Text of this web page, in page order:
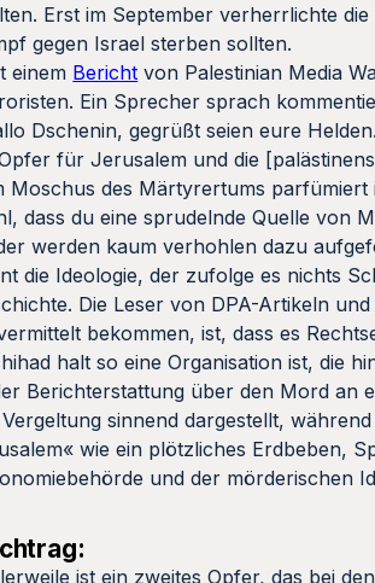
Erst im September verherrlichte
gegen Israel sterben sollten.
einem Bericht von Palestinian Media
Ein Sprecher sprach
Dschenin, gegrüßt seien eure
für Jerusalem und die
Moschus des Märtyrertums
dass du eine sprudelnde Quelle von
werden kaum verhohlen dazu
die Ideologie, der zufolge es nichts
Die Leser von DPA-Artikeln
bekommen, ist, dass es
halt so eine Organisation ist, die
Berichterstattung über den Mord an
sinnend dargestellt,
wie ein plötzliches Erdbeben,
und der mörderischen
ist ein zweites Opfer, das bei